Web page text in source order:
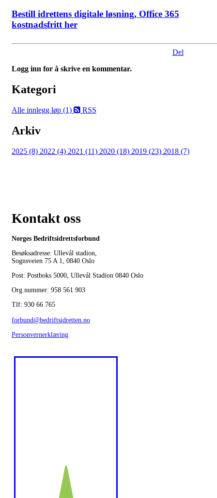
Bestill idrettens digitale løsning, Office 365
kostnadsfritt her
Del
Logg inn for å skrive en kommentar.
Kategori
Alle innlegg løp (1) RSS
Arkiv
2025 (8) 2022 (4) 2021 (11) 2020 (18) 2019 (23) 2018 (7)
Kontakt oss
Norges Bedriftsidrettsforbund
Besøksadresse: Ullevål stadion,
Sognsveien 75 A 1, 0840 Oslo
Post: Postboks 5000, Ullevål Stadion 0840 Oslo
Org.nummer: 958 561 903
Tlf: 930 66 765
forbund@bedriftsidretten.no
Personvernerklæring